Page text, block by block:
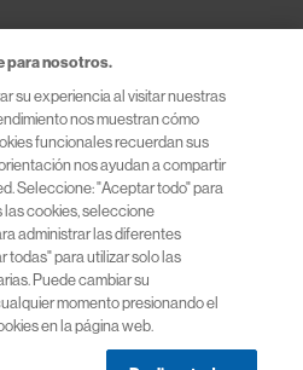
para nosotros.
su experiencia al visitar nuestras
nos muestran cómo
funcionales recuerdan sus
nos ayudan a compartir
Seleccione: "Aceptar todo" para
las cookies, seleccione
administrar las diferentes
todas" para utilizar solo las
Puede cambiar su
momento presionando el
en la página web.